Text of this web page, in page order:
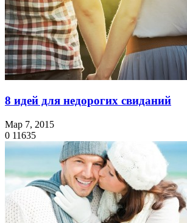
8 идей для недорогих свиданий
Мар 7, 2015
0 11635